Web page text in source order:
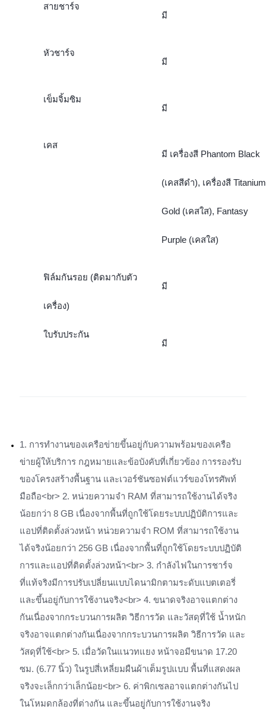
สายชาร์จ
มี
หัวชาร์จ
มี
เข็มจิ้มซิม
มี
เคส
มี เครื่องสี Phantom Black
(เคสสีดำ), เครื่องสี Titanium
Gold (เคสใส), Fantasy
Purple (เคสใส)
ฟิล์มกันรอย (ติดมากับตัว
เครื่อง)
มี
ใบรับประกัน
มี
1. การทำงานของเครือข่ายขึ้นอยู่กับความพร้อมของเครือ
ข่ายผู้ให้บริการ กฎหมายและข้อบังคับที่เกี่ยวข้อง การรองรับ
ของโครงสร้างพื้นฐาน และเวอร์ชันซอฟต์แวร์ของโทรศัพท์
มือถือ<br> 2. หน่วยความจำ RAM ที่สามารถใช้งานได้จริง
น้อยกว่า 8 GB เนื่องจากพื้นที่ถูกใช้โดยระบบปฏิบัติการและ
แอปที่ติดตั้งล่วงหน้า หน่วยความจำ ROM ที่สามารถใช้งาน
ได้จริงน้อยกว่า 256 GB เนื่องจากพื้นที่ถูกใช้โดยระบบปฏิบัติ
การและแอปที่ติดตั้งล่วงหน้า<br> 3. กำลังไฟในการชาร์จ
ที่แท้จริงมีการปรับเปลี่ยนแบบไดนามิกตามระดับแบตเตอรี่
และขึ้นอยู่กับการใช้งานจริง<br> 4. ขนาดจริงอาจแตกต่าง
กันเนื่องจากกระบวนการผลิต วิธีการวัด และวัสดุที่ใช้ น้ำหนัก
จริงอาจแตกต่างกันเนื่องจากกระบวนการผลิต วิธีการวัด และ
วัสดุที่ใช้<br> 5. เมื่อวัดในแนวทแยง หน้าจอมีขนาด 17.20
ซม. (6.77 นิ้ว) ในรูปสี่เหลี่ยมผืนผ้าเต็มรูปแบบ พื้นที่แสดงผล
จริงจะเล็กกว่าเล็กน้อย<br> 6. ค่าพิกเซลอาจแตกต่างกันไป
ในโหมดกล้องที่ต่างกัน และขึ้นอยู่กับการใช้งานจริง